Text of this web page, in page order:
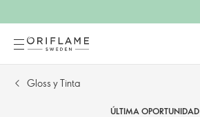
Gloss y Tinta
ÚLTIMA OPORTUNIDAD